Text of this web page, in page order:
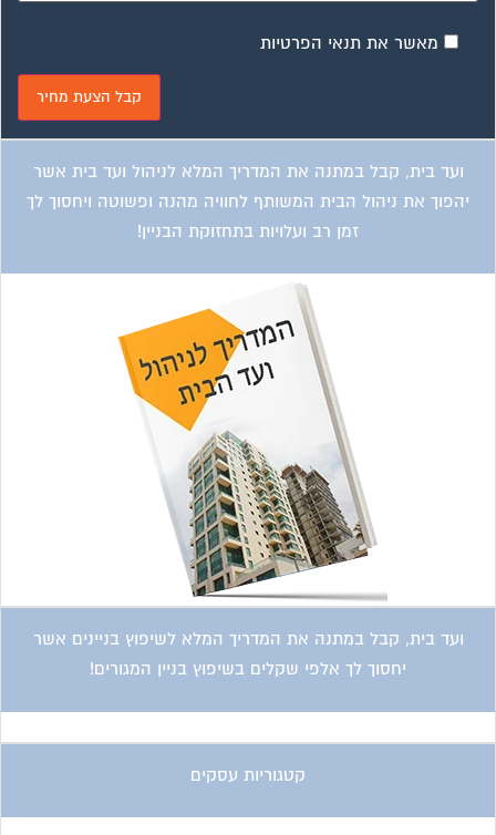
מאשר את תנאי הפרטיות
ועד בית, קבל במתנה את המדריך המלא לניהול ועד בית אשר
יהפוך את ניהול הבית המשותף לחוויה מהנה ופשוטה ויחסוך לך
זמן רב ועלויות בתחזוקת הבניין!
ועד בית, קבל במתנה את המדריך המלא לשיפוץ בניינים אשר
יחסוך לך אלפי שקלים בשיפוץ בניין המגורים!
קטגוריות עסקים